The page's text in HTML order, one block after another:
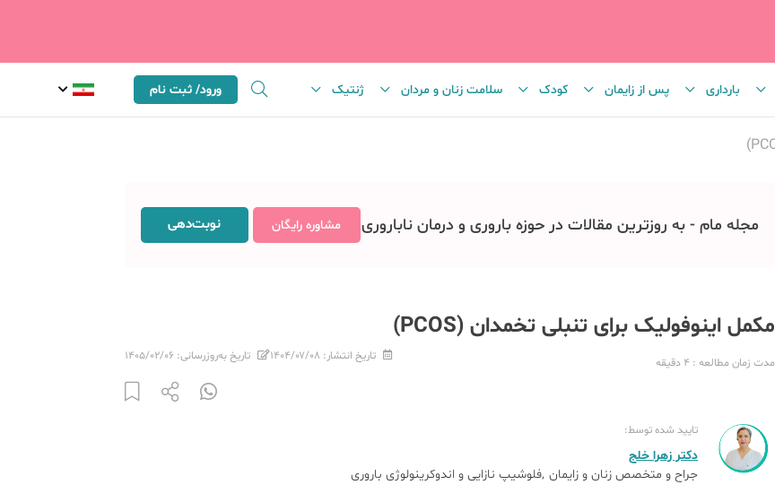
بارداری پس از زایمان کودک سلامت زنان و مردان ژنتیک ورود/ ثبت نام
مجله مام - به روزترین مقالات در حوزه باروری و درمان ناباروری مشاوره رایگان نوبت‌دهی
مکمل اینوفولیک برای تنبلی تخمدان (PCOS)
مدت زمان مطالعه: 4 دقیقه تاریخ انتشار: ۱۴۰۴/۰۷/۰۸ تاریخ به‌روزرسانی: ۱۴۰۵/۰۲/۰۶
تایید شده توسط:
دکتر زهرا خلج
جراح و متخصص زنان و زایمان فلوشیپ نازایی و اندوکرینولوژی باروری